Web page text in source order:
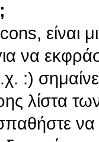
είναι
να
:)
λίστα των
να